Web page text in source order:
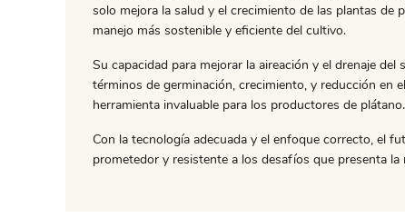
solo mejora la salud y el crecimiento de las plantas de
manejo más sostenible y eficiente del cultivo.
Su capacidad para mejorar la aireación y el drenaje
términos de germinación, crecimiento, y reducción en
herramienta invaluable para los productores de plátano.
Con la tecnología adecuada y el enfoque correcto, el
prometedor y resistente a los desafíos que presenta la